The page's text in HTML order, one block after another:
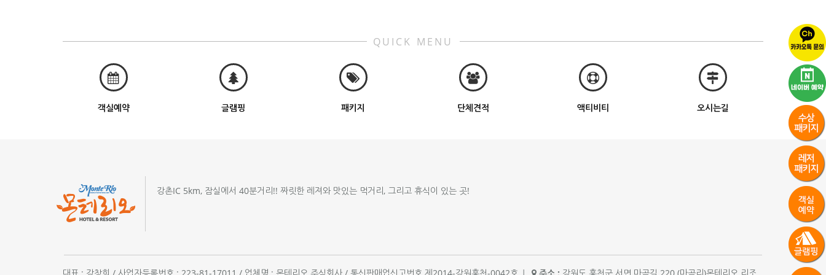
QUICK MENU
객실예약 글램핑 패키지 단체견적 액티비티 오시는길
강촌IC 5km, 잠실에서 40분거리!! 짜릿한 레져와 맛있는 먹거리, 그리고 휴식이 있는 곳!